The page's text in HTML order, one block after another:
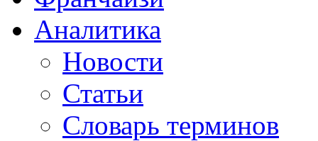
Аналитика
Новости
Статьи
Словарь терминов